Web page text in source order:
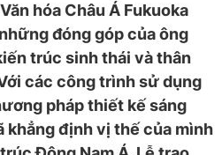
hóa Châu Á Fukuoka
đóng góp của ông
trúc sinh thái và thân
các công trình sử dụng
pháp thiết kế sáng
khẳng định vị thế của mình